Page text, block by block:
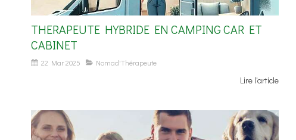
THERAPEUTE HYBRIDE EN CAMPING CAR ET
CABINET
22 Mar 2025 Nomad'Thérapeute
Lire l'article